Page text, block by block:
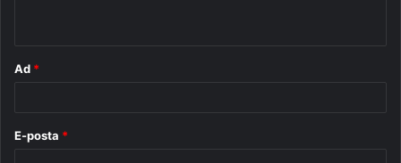
Ad *
E-posta *